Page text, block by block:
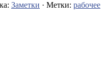
Заметки · Метки: рабочее